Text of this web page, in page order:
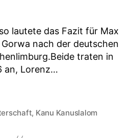
lautete das Fazit für Max
nach der deutschen
traten in
an, Lorenz…
, Kanu Kanuslalom